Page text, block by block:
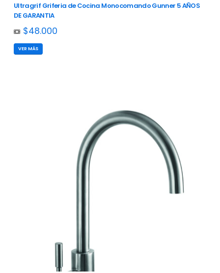
Ultragrif Griferia de Cocina Monocomando Gunner 5 AÑOS
DE GARANTIA
$48.000
VER MÁS